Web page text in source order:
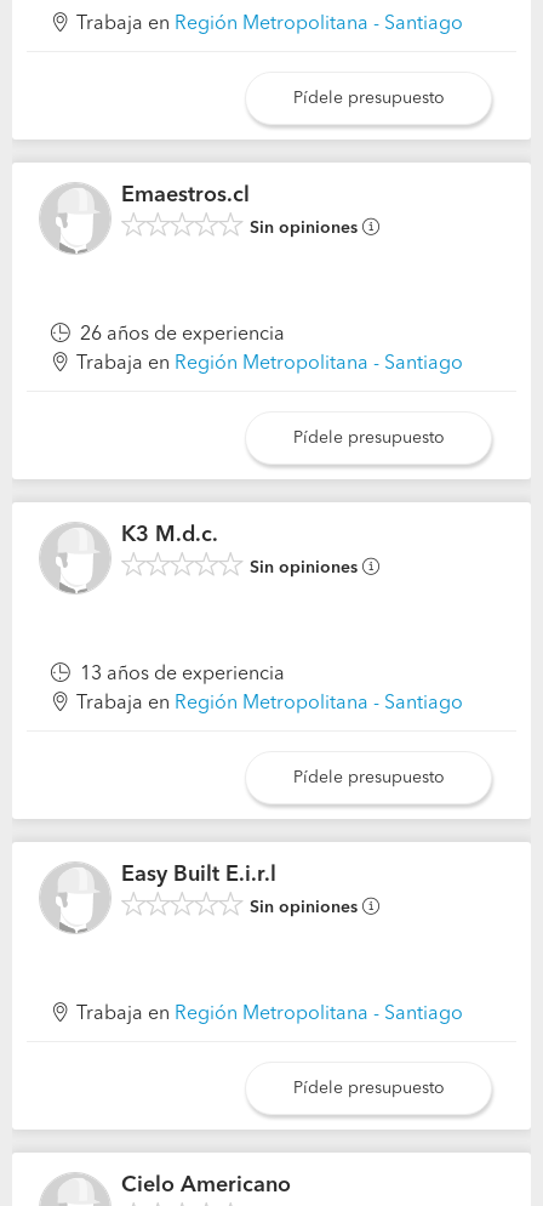
Trabaja en Región Metropolitana - Santiago
Pídele presupuesto
Emaestros.cl
Sin opiniones
26 años de experiencia
Trabaja en Región Metropolitana - Santiago
Pídele presupuesto
K3 M.d.c.
Sin opiniones
13 años de experiencia
Trabaja en Región Metropolitana - Santiago
Pídele presupuesto
Easy Built E.i.r.l
Sin opiniones
Trabaja en Región Metropolitana - Santiago
Pídele presupuesto
Cielo Americano